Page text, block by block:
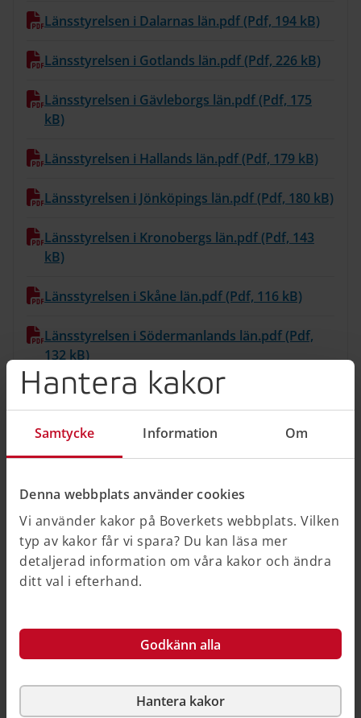
Hantera kakor
Samtycke Information Om
Denna webbplats använder cookies
Vi använder kakor på Boverkets webbplats. Vilken
typ av kakor får vi spara? Du kan läsa mer
detaljerad information om våra kakor och ändra
ditt val i efterhand.
Godkänn alla
Hantera kakor
Länsstyrelsen i Dalarnas län.pdf (Pdf, 194 kB)
Länsstyrelsen i Gotlands län.pdf (Pdf, 226 kB)
Länsstyrelsen i Gävleborgs län.pdf (Pdf, 175
kB)
Länsstyrelsen i Hallands län.pdf (Pdf, 179 kB)
Länsstyrelsen i Jönköpings län.pdf (Pdf, 180 kB)
Länsstyrelsen i Kronobergs län.pdf (Pdf, 143
kB)
Länsstyrelsen i Skåne län.pdf (Pdf, 116 kB)
Länsstyrelsen i Södermanlands län.pdf (Pdf,
132 kB)
Länsstyrelsen i Uppsala län.pdf (Pdf, 210 kB)
Länsstyrelsen i Värmlands län.pdf (Pdf, 161 kB)
kB)
Länsstyrelsen i Västernorrland.pdf (Pdf, 75 kB)
Länsstyrelsen i Västmanlands län.pdf (Pdf, 68
kB)
Länsstyrelsen i Örebro län.pdf (Pdf, 164 kB)
kB)